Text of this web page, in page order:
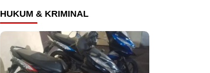
HUKUM & KRIMINAL